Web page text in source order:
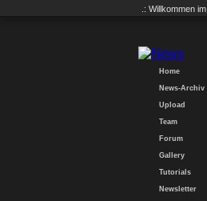
.: Willkommen im
Home
News-Archiv
Upload
Team
Forum
Gallery
Tutorials
Newsletter